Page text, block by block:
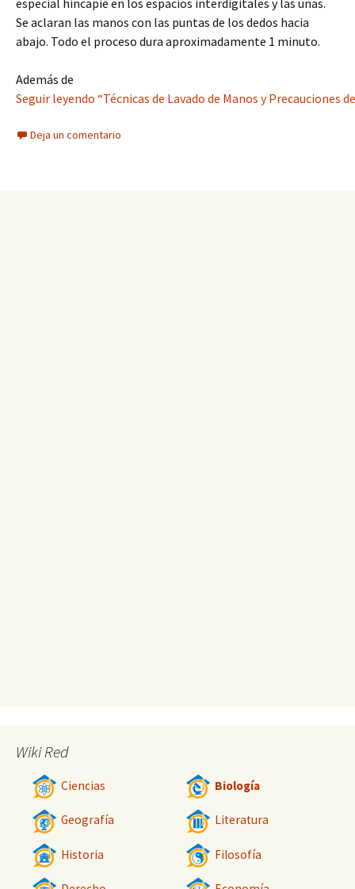
especial hincapié en los espacios interdigitales y las uñas.
Se aclaran las manos con las puntas de los dedos hacia
abajo. Todo el proceso dura aproximadamente 1 minuto.
Además de
Seguir leyendo “Técnicas de Lavado de Manos y Precauciones
Deja un comentario
Wiki Red
Ciencias Biología
Geografía Literatura
Historia Filosofía